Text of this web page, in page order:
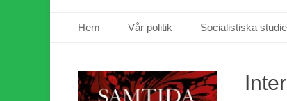
Primär meny
Hem Vår politik Socialistiska